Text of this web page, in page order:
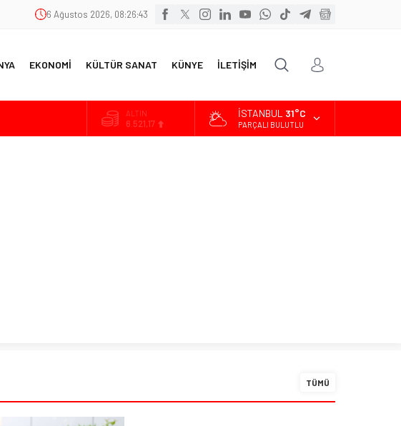
6 Ağustos 2026, 08:26:45
EKONOMİ KÜLTÜR SANAT KÜNYE İLETİŞİM
Çabası”
ALTIN
6.521,17
İSTANBUL 31°C
PARÇALI BULUTLU
TÜMÜ